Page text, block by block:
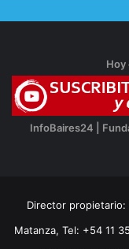
Hoy
InfoBaires24 |
Director propietario:
Matanza, Tel: +54 11